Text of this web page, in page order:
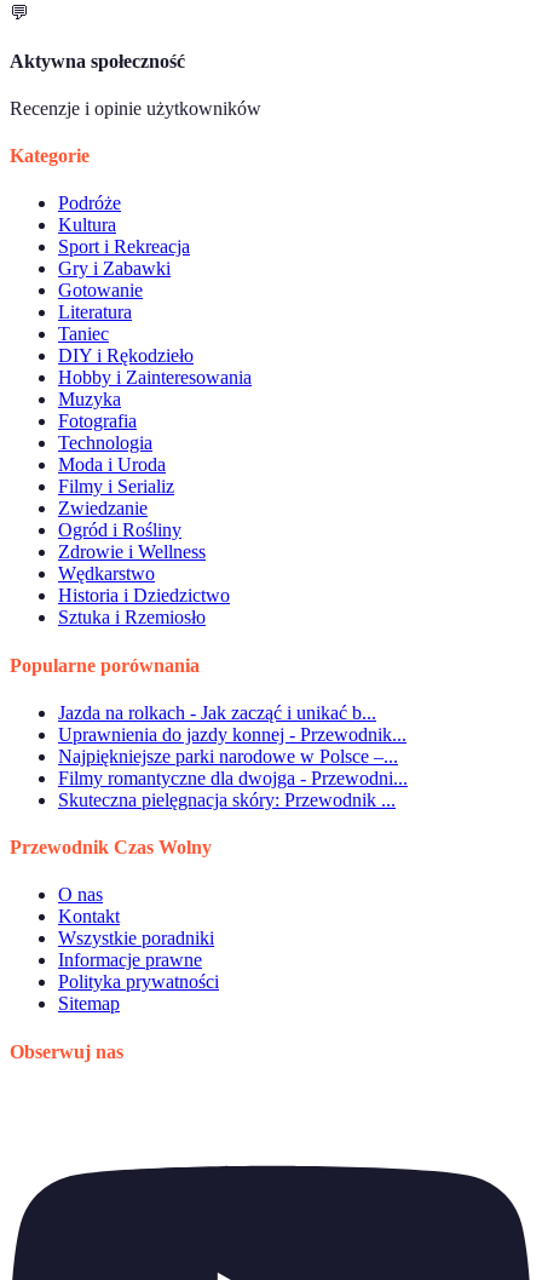
💬
Aktywna społeczność
Recenzje i opinie użytkowników
Kategorie
Podróże
Kultura
Sport i Rekreacja
Gry i Zabawki
Gotowanie
Literatura
Taniec
DIY i Rękodzieło
Hobby i Zainteresowania
Muzyka
Fotografia
Technologia
Moda i Uroda
Filmy i Serializ
Zwiedzanie
Ogród i Rośliny
Zdrowie i Wellness
Wędkarstwo
Historia i Dziedzictwo
Sztuka i Rzemiosło
Popularne porównania
Jazda na rolkach - Jak zacząć i unikać b...
Uprawnienia do jazdy konnej - Przewodnik...
Najpiękniejsze parki narodowe w Polsce –...
Filmy romantyczne dla dwojga - Przewodni...
Skuteczna pielęgnacja skóry: Przewodnik ...
Przewodnik Czas Wolny
O nas
Kontakt
Wszystkie poradniki
Informacje prawne
Polityka prywatności
Sitemap
Obserwuj nas